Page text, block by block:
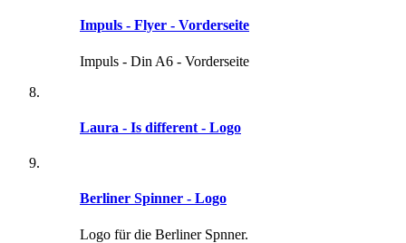
Impuls - Flyer - Vorderseite
Impuls - Din A6 - Vorderseite
Laura - Is different - Logo
Berliner Spinner - Logo
Logo für die Berliner Spnner.